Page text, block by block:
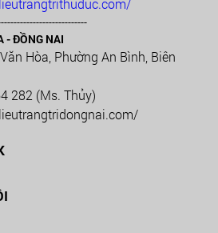
- ĐỒNG NAI
Hòa, Phường An Bình, Biên
282 (Ms. Thủy)